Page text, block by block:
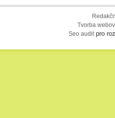
Tvorba
Seo auditpro